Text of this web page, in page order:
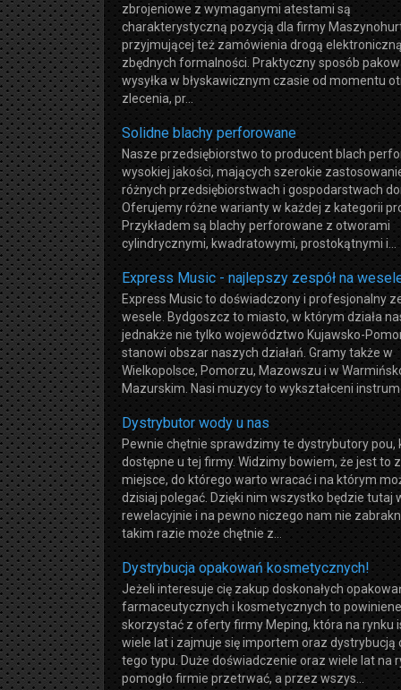
zbrojeniowe z wymaganymi atestami są
charakterystyczną pozycją dla firmy
przyjmującej też zamówienia drogą
zbędnych formalności. Praktyczny sposób
wysyłka w błyskawicznym czasie od momentu
zlecenia, pr...
Solidne blachy perforowane
Nasze przedsiębiorstwo to producent blach
wysokiej jakości, mających szerokie
różnych przedsiębiorstwach i gospodarstwach
Oferujemy różne warianty w każdej z kategorii
Przykładem są blachy perforowane z otworami
cylindrycznymi, kwadratowymi, prostokątnymi i...
Express Music - najlepszy zespół na
Express Music to doświadczony i profesjonalny
wesele. Bydgoszcz to miasto, w którym działa
jednakże nie tylko województwo Kujawsko-
stanowi obszar naszych działań. Gramy także w
Wielkopolsce, Pomorzu, Mazowszu i w
Mazurskim. Nasi muzycy to wykształceni
Dystrybutor wody u nas
Pewnie chętnie sprawdzimy te dystrybutory pou,
dostępne u tej firmy. Widzimy bowiem, że jest to
miejsce, do którego warto wracać i na którym
dzisiaj polegać. Dzięki nim wszystko będzie tutaj
rewelacyjnie i na pewno niczego nam nie
takim razie może chętnie z...
Dystrybucja opakowań kosmetycznych!
Jeżeli interesuje cię zakup doskonałych
farmaceutycznych i kosmetycznych to
skorzystać z oferty firmy Meping, która na rynku
wiele lat i zajmuje się importem oraz dystrybucją
tego typu. Duże doświadczenie oraz wiele lat na
pomogło firmie przetrwać, a przez wszys...